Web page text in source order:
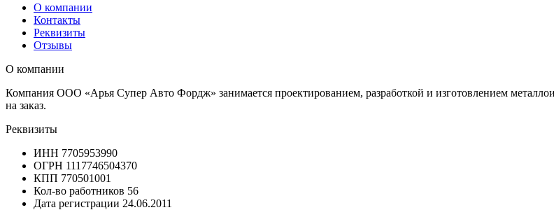
О компании
Контакты
Реквизиты
Отзывы
О компании
Компания ООО «Арья Супер Авто Фордж» занимается проектированием, разработкой и изготовлением
на заказ.
Реквизиты
ИНН 7705953990
ОГРН 1117746504370
КПП 770501001
Кол-во работников 56
Дата регистрации 24.06.2011